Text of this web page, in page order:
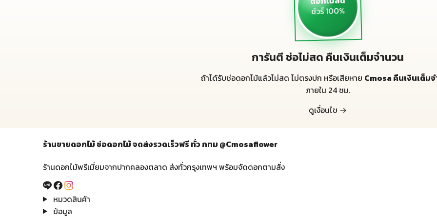
ชัวร์ 100%
การันตี ช่อไม่สด คืนเงินเต็มจำนวน
ถ้าได้รับช่อดอกไม้แล้วไม่สด ไม่ตรงปก หรือเสียหาย Cmosa คืนเงินเต็ม
ภายใน 24 ชม.
ดูเงื่อนไข →
ร้านขายดอกไม้ ช่อดอกไม้ จดส่งรวดเร็วฟรี ทั่ว กทม @Cmosaflower
ร้านดอกไม้พรีเมี่ยมจากปากคลองตลาด ส่งทั่วกรุงเทพฯ พร้อมจัดดอกตามสั่ง
หมวดสินค้า
ข้อมูล